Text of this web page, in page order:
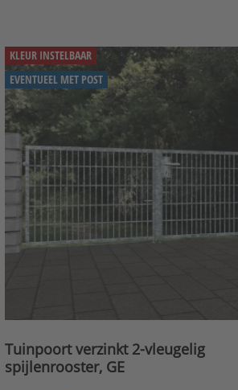
KLEUR INSTELBAAR
EVENTUEEL MET POST
Tuinpoort verzinkt 2-vleugelig
spijlenrooster, GE